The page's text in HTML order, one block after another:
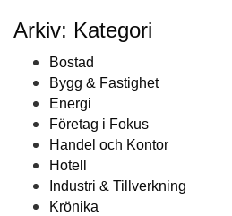
Arkiv: Kategori
Bostad
Bygg & Fastighet
Energi
Företag i Fokus
Handel och Kontor
Hotell
Industri & Tillverkning
Krönika